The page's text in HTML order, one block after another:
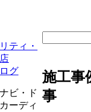
ティ・
グ
ビ・ド
ーディ
施工事
事